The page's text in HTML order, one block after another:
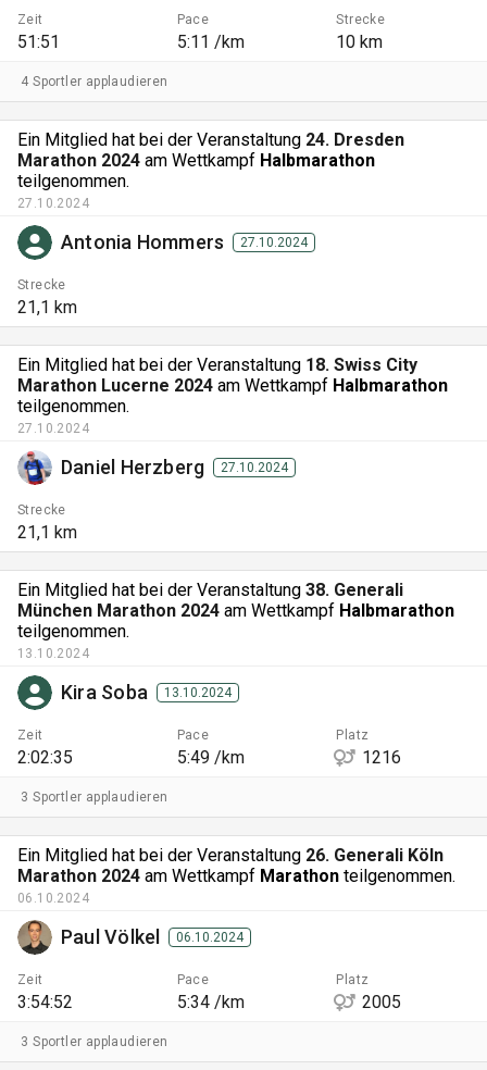
Zeit
51:51
Pace
5:11 /km
Strecke
10 km
4 Sportler applaudieren
Ein Mitglied hat bei der Veranstaltung 24. Dresden
Marathon 2024 am Wettkampf Halbmarathon
teilgenommen.
27.10.2024
Antonia Hommers 27.10.2024
Strecke
21,1 km
Ein Mitglied hat bei der Veranstaltung 18. Swiss City
Marathon Lucerne 2024 am Wettkampf Halbmarathon
teilgenommen.
27.10.2024
Daniel Herzberg 27.10.2024
Strecke
21,1 km
Ein Mitglied hat bei der Veranstaltung 38. Generali
München Marathon 2024 am Wettkampf Halbmarathon
teilgenommen.
13.10.2024
Kira Soba 13.10.2024
Zeit
2:02:35
Pace
5:49 /km
Platz
1216
3 Sportler applaudieren
Ein Mitglied hat bei der Veranstaltung 26. Generali Köln
Marathon 2024 am Wettkampf Marathon teilgenommen.
06.10.2024
Paul Völkel 06.10.2024
Zeit
3:54:52
Pace
5:34 /km
Platz
2005
3 Sportler applaudieren